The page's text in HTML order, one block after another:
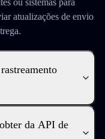
ou sistemas para
atualizações de envio
da API de